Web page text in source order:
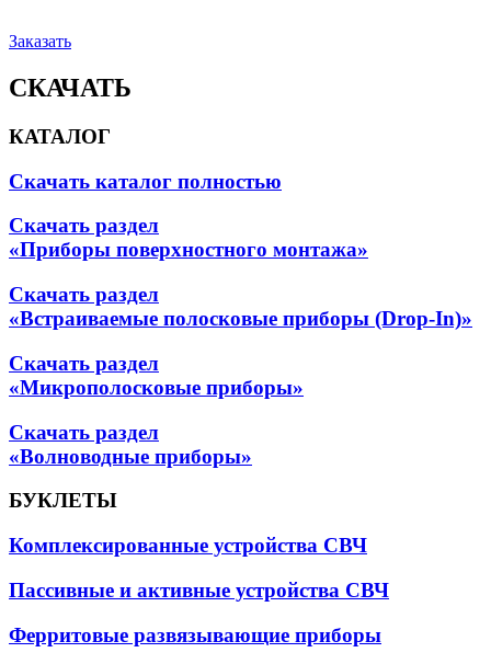
Заказать
СКАЧАТЬ
КАТАЛОГ
Скачать каталог полностью
Скачать раздел
«Приборы поверхностного монтажа»
Скачать раздел
«Встраиваемые полосковые приборы (Drop-In)»
Скачать раздел
«Микрополосковые приборы»
Скачать раздел
«Волноводные приборы»
БУКЛЕТЫ
Комплексированные устройства СВЧ
Пассивные и активные устройства СВЧ
Ферритовые развязывающие приборы